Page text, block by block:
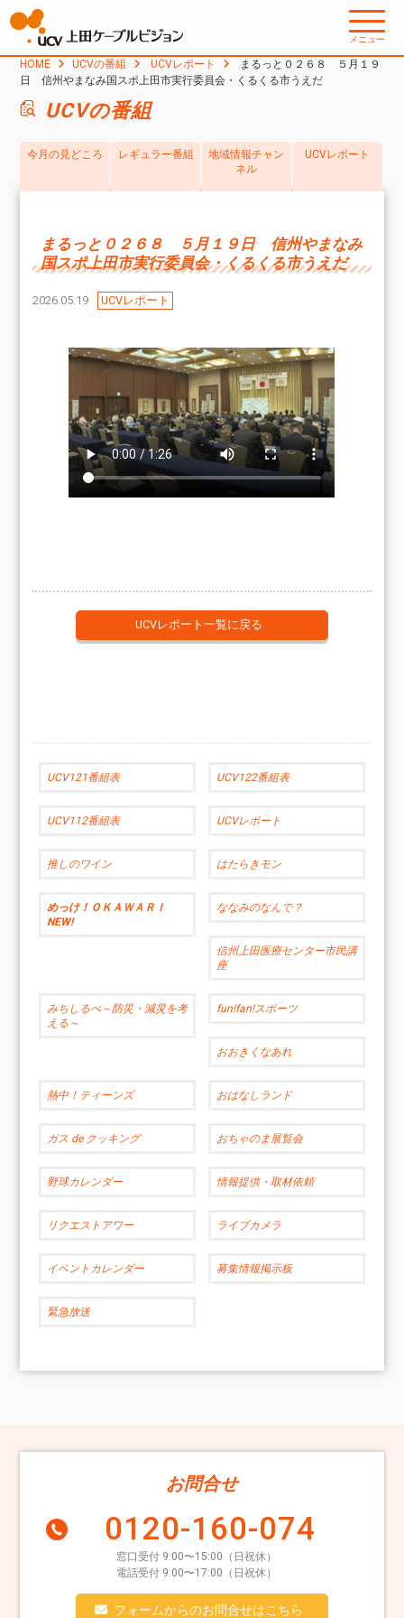
メニュー
HOME UCVの番組 UCVレポート
まるっと０２６８ ５月１９
日 信州やまなみ国スポ上田市実行委員会・くるくる市うえだ
UCVの番組
今月の見どころ レギュラー番組
地域情報チャン
ネル
UCVレポート
まるっと０２６８ ５月１９日 信州やまなみ
国スポ上田市実行委員会・くるくる市うえだ
2026.05.19 UCVレポート
UCVレポート一覧に戻る
UCV121番組表 UCV122番組表
UCV112番組表 UCVレポート
推しのワイン はたらきモン
めっけ！ＯＫＡＷＡＲＩ
NEW!
ななみのなんで？
信州上田医療センター市民講
座
みちしるべ～防災・減災を考
える～
fun!fan!スポーツ
おおきくなあれ
熱中！ティーンズ おはなしランド
ガス de クッキング おちゃのま展覧会
野球カレンダー 情報提供・取材依頼
リクエストアワー ライブカメラ
イベントカレンダー 募集情報掲示板
緊急放送
お問合せ
0120-160-074
窓口受付 9:00〜15:00（日祝休）
電話受付 9:00〜17:00（日祝休）
フォームからのお問合せはこちら